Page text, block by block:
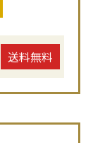
送料無料